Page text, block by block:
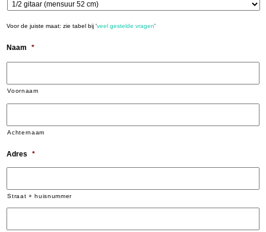
Voor de juiste maat: zie tabel bij 'veel gestelde vragen'
Naam *
Voornaam
Achternaam
Adres *
Straat + huisnummer